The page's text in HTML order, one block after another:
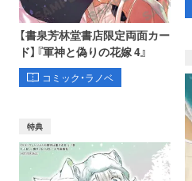
【書泉芳林堂書店限定両面カー
ド】『軍神と偽りの花嫁 4』
コミック・ラノベ
特典